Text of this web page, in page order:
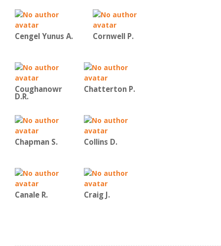
Cengel Yunus A. Cornwell P.
Coughanowr
D.R.
Chatterton P.
Chapman S. Collins D.
Canale R. Craig J.